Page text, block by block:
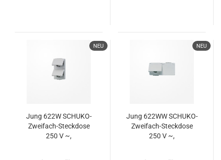
NEU
Jung 622W SCHUKO-
Zweifach-Steckdose
250 V ~,
NEU
Jung 622WW SCHUKO-
Zweifach-Steckdose
250 V ~,